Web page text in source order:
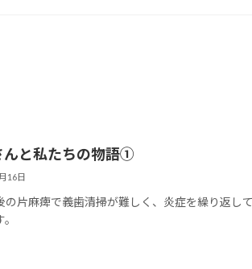
んと私たちの物語①
16日
の片麻痺で義歯清掃が難しく、炎症を繰り返し